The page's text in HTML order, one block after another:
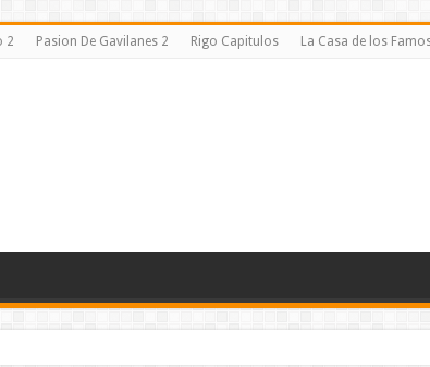
2 Pasion De Gavilanes 2 Rigo Capitulos La Casa de los